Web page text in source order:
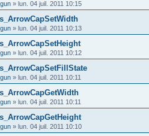
» lun. 04 juil. 2011 10:15
» lun. 04 juil. 2011 10:13
» lun. 04 juil. 2011 10:12
» lun. 04 juil. 2011 10:11
» lun. 04 juil. 2011 10:11
» lun. 04 juil. 2011 10:10